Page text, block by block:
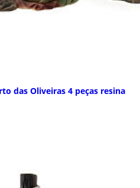
das Oliveiras 4 peças resina